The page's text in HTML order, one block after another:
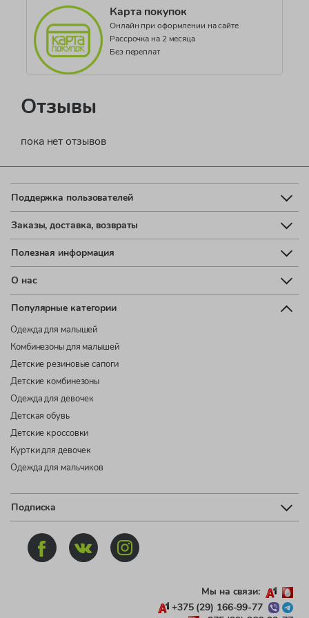
Карта покупок
Онлайн при оформлении на сайте
Рассрочка на 2 месяца
Без переплат
Отзывы
пока нет отзывов
Поддержка пользователей
Заказы, доставка, возвраты
Полезная информация
О нас
Популярные категории
Одежда для малышей
Комбинезоны для малышей
Детские резиновые сапоги
Детские комбинезоны
Одежда для девочек
Детская обувь
Детские кроссовки
Куртки для девочек
Одежда для мальчиков
Подписка
Мы на связи:
+375 (29) 166-99-77